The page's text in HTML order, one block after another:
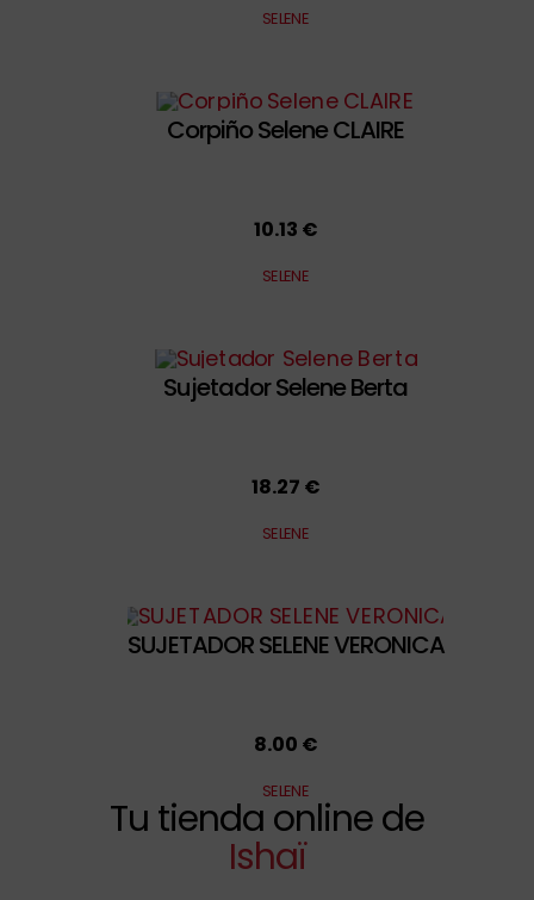
SELENE
Corpiño Selene CLAIRE
10.13 €
SELENE
Sujetador Selene Berta
18.27 €
SELENE
SUJETADOR SELENE VERONICA
8.00 €
SELENE
Tu tienda online de
Ishaï